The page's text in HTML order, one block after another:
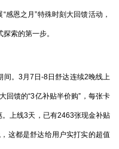
恩之月”特殊时刻大回馈活动，
索的第一步。
间。3月7日-8日舒达连续2晚线上
回馈的“3亿补贴半价购”，每张卡
上线3天，已有2463张现金补贴
这都是舒达给用户实打实的超值